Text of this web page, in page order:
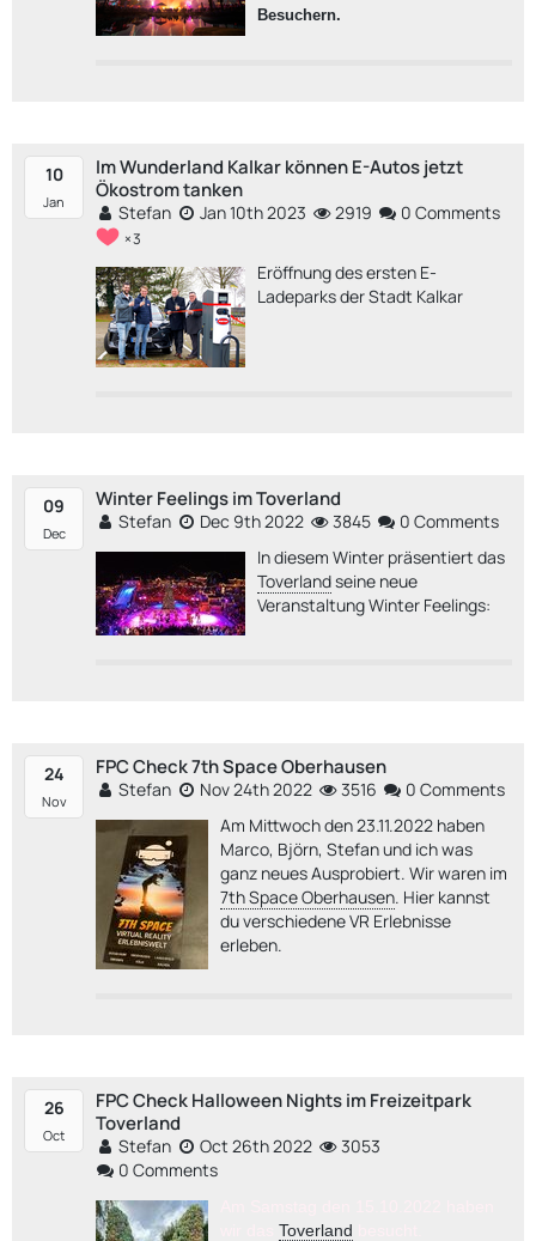
Besuchern.
10
Jan
Im Wunderland Kalkar können E-Autos jetzt
Ökostrom tanken
Stefan Jan 10th 2023 2919 0 Comments
3
Eröffnung des ersten E-
Ladeparks der Stadt Kalkar
09
Dec
Winter Feelings im Toverland
Stefan Dec 9th 2022 3845
0 Comments
In diesem Winter präsentiert das
Toverlandseine neue
Veranstaltung Winter Feelings:
24
Nov
FPC Check 7th Space Oberhausen
Stefan Nov 24th 2022 3516
0 Comments
Am Mittwoch den 23.11.2022 haben
Marco, Björn, Stefan und ich was
ganz neues Ausprobiert. Wir waren im
7th Space Oberhausen. Hier kannst
du verschiedene VR Erlebnisse
erleben.
26
Oct
FPC Check Halloween Nights im Freizeitpark
Toverland
Stefan Oct 26th 2022
3053
0 Comments
Toverland